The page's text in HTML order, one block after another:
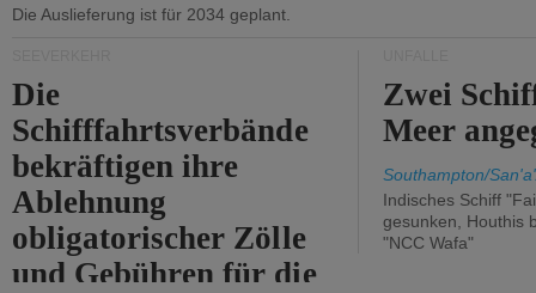
Die Auslieferung ist für 2034 geplant.
Die
Schifffahrtsverbände
bekräftigen ihre
Ablehnung
obligatorischer Zölle
und Gebühren für die
Zwei
Meer
Southampton/
Indisches Schiff
gesunken, Houthis
"NCC Wafa"